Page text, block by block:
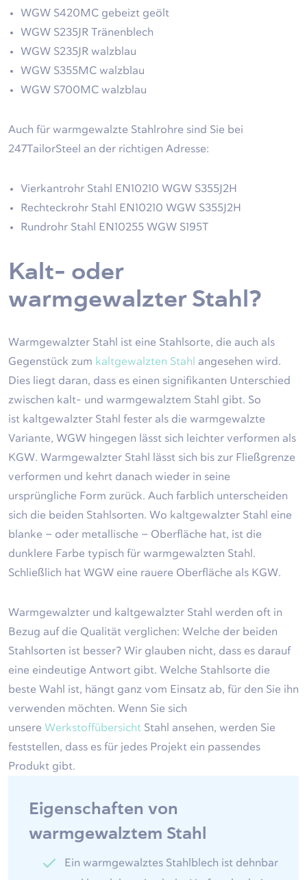
WGW S420MC gebeizt geölt
WGW S235JR Tränenblech
WGW S235JR walzblau
WGW S355MC walzblau
WGW S700MC walzblau
Auch für warmgewalzte Stahlrohre sind Sie bei
247TailorSteel an der richtigen Adresse:
Vierkantrohr Stahl EN10210 WGW S355J2H
Rechteckrohr Stahl EN10210 WGW S355J2H
Rundrohr Stahl EN10255 WGW S195T
Kalt- oder
warmgewalzter Stahl?
Warmgewalzter Stahl ist eine Stahlsorte, die auch als
Gegenstück zum kaltgewalzten Stahl
angesehen wird.
Dies liegt daran, dass es einen signifikanten Unterschied
zwischen kalt- und warmgewalztem Stahl gibt. So
ist kaltgewalzter Stahl fester als die warmgewalzte
Variante, WGW hingegen lässt sich leichter verformen als
KGW. Warmgewalzter Stahl lässt sich bis zur Fließgrenze
verformen und kehrt danach wieder in seine
ursprüngliche Form zurück. Auch farblich unterscheiden
sich die beiden Stahlsorten. Wo kaltgewalzter Stahl eine
blanke – oder metallische – Oberfläche hat, ist die
dunklere Farbe typisch für warmgewalzten Stahl.
Schließlich hat WGW eine rauere Oberfläche als KGW.
Warmgewalzter und kaltgewalzter Stahl werden oft in
Bezug auf die Qualität verglichen: Welche der beiden
Stahlsorten ist besser? Wir glauben nicht, dass es darauf
eine eindeutige Antwort gibt. Welche Stahlsorte die
beste Wahl ist, hängt ganz vom Einsatz ab, für den Sie ihn
verwenden möchten. Wenn Sie sich
unsere Werkstoffübersicht Stahl
ansehen, werden Sie
feststellen, dass es für jedes Projekt ein passendes
Produkt gibt.
Eigenschaften von
warmgewalztem Stahl
Ein warmgewalztes Stahlblech ist dehnbar